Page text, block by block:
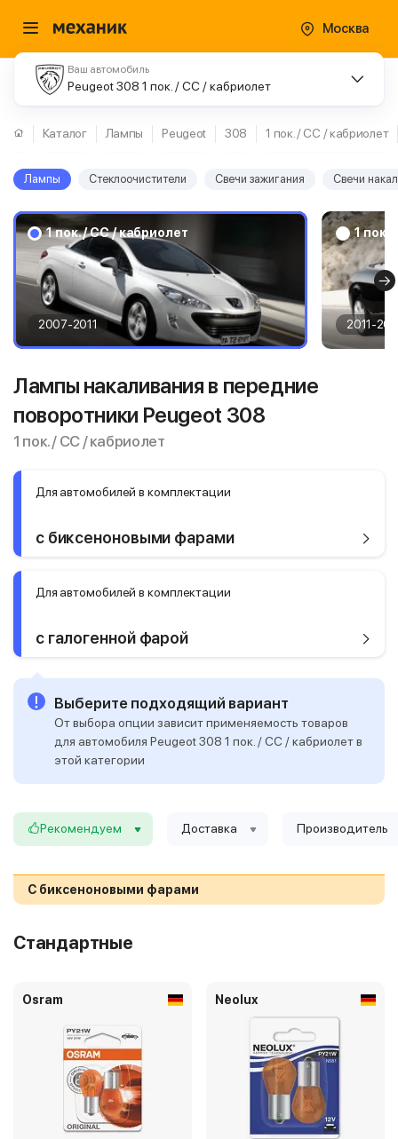
Москва
Ваш автомобиль
Peugeot 308 1 пок. / CC / кабриолет
Каталог Лампы Peugeot 308 1 пок. / CC / кабриолет
Лампы Стеклоочистители Свечи зажигания Свечи
1 пок. / CC / кабриолет
2007-2011
1 пок.
2011-
Лампы накаливания в передние
поворотники Peugeot 308
1 пок. / CC / кабриолет
Для автомобилей в комплектации
с биксеноновыми фарами
Для автомобилей в комплектации
с галогенной фарой
Выберите подходящий вариант
От выбора опции зависит применяемость товаров
для автомобиля Peugeot 308 1 пок. / CC / кабриолет в
этой категории
Рекомендуем Доставка Производитель
С биксеноновыми фарами
Стандартные
Osram Neolux